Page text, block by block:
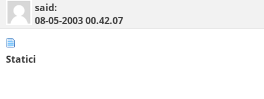
said:
08-05-200300.42.07
Statici